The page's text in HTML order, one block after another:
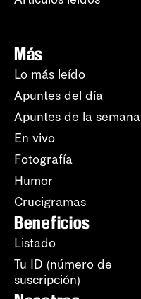
Más
Lo más leído
Apuntes del día
Apuntes de la semana
En vivo
Fotografía
Humor
Crucigramas
Beneficios
Listado
Tu ID (número de
suscripción)